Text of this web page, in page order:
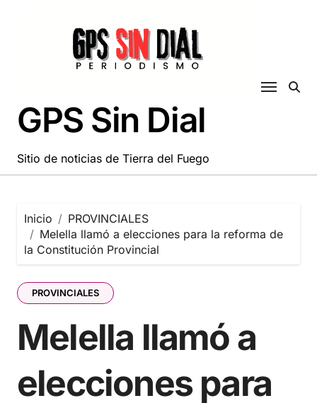
GPS Sin Dial
Sitio de noticias de Tierra del Fuego
Inicio
PROVINCIALES
Melella llamó a elecciones para la reforma de
la Constitución Provincial
PROVINCIALES
Melella llamó a
elecciones para